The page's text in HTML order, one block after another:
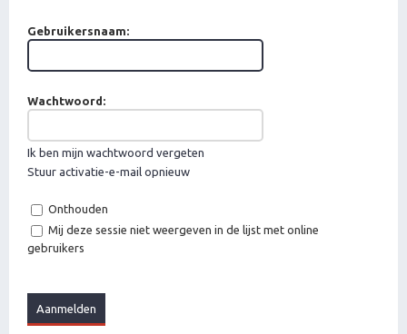
Gebruikersnaam:
Wachtwoord:
Ik ben mijn wachtwoord vergeten
Stuur activatie-e-mail opnieuw
Onthouden
Mij deze sessie niet weergeven in de lijst met online
gebruikers